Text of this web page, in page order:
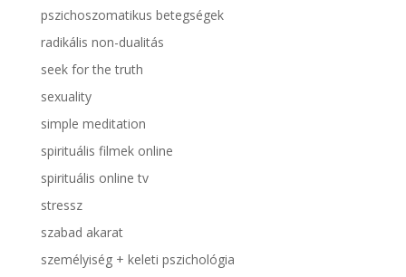
pszichoszomatikus betegségek
radikális non-dualitás
seek for the truth
sexuality
simple meditation
spirituális filmek online
spirituális online tv
stressz
szabad akarat
személyiség + keleti pszichológia